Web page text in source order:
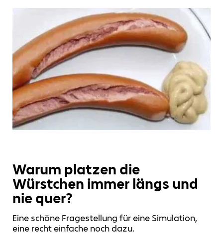
Warum platzen die
Würstchen immer längs und
nie quer?
Eine schöne Fragestellung für eine Simulation,
eine recht einfache noch dazu.